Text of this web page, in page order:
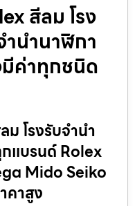
สีลม โรง
นำนาฬิกา
ค่าทุกชนิด
โรงรับจำนำ
แบรนด์ Rolex
Mido Seiko
คาสูง